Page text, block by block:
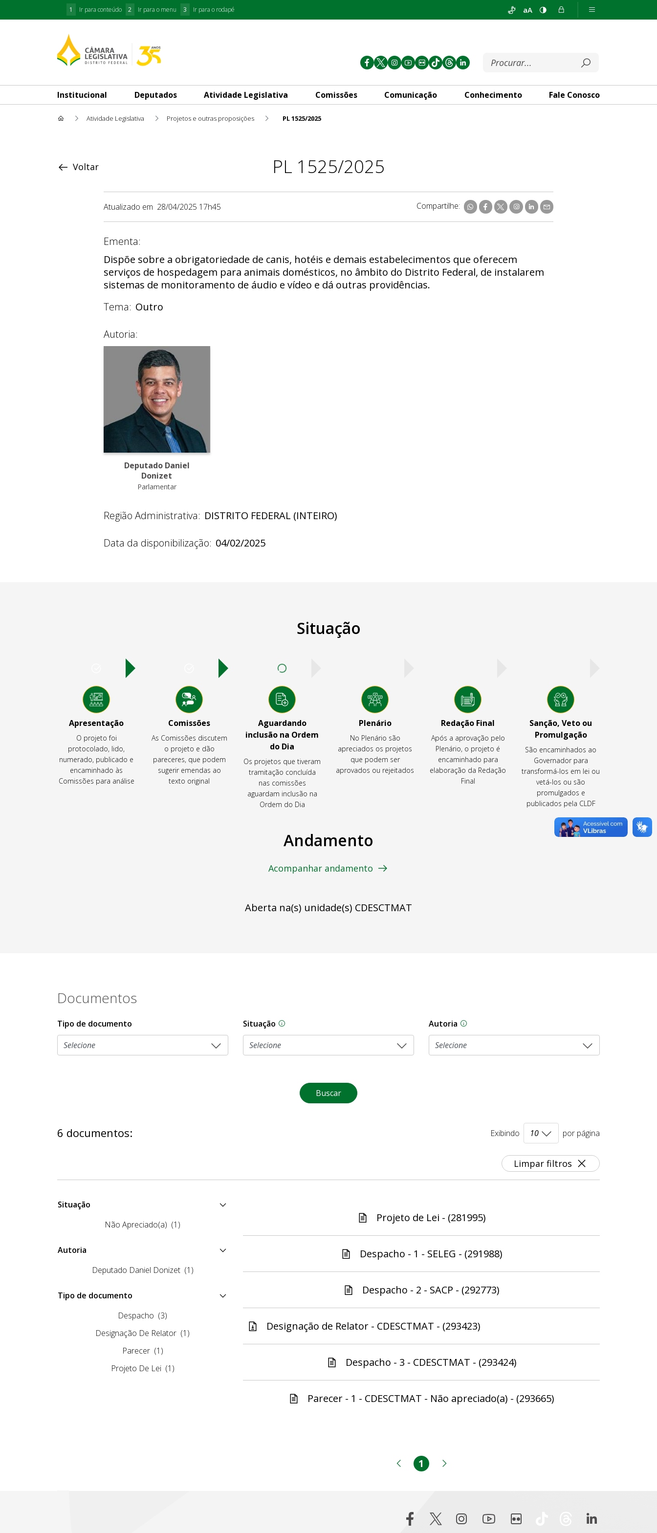
1 Ir para conteúdo 2 Ir para o menu 3 Ir para o rodapé aA
Institucional Deputados Atividade Legislativa Comissões Comunicação Conhecimento Fale Conosco
Atividade Legislativa Projetos e outras proposições PL 1525/2025
PL 1525/2025
Voltar
Atualizado em 28/04/2025 17h45 Compartilhe:
Ementa:
Dispõe sobre a obrigatoriedade de canis, hotéis e demais estabelecimentos que oferecem
serviços de hospedagem para animais domésticos, no âmbito do Distrito Federal, de instalarem
sistemas de monitoramento de áudio e vídeo e dá outras providências.
Tema: Outro
Autoria:
Deputado Daniel
Donizet
Parlamentar
Região Administrativa: DISTRITO FEDERAL (INTEIRO)
Data da disponibilização: 04/02/2025
Situação
Apresentação
O projeto foi
protocolado, lido,
numerado, publicado e
encaminhado às
Comissões para análise
Comissões
As Comissões discutem
o projeto e dão
pareceres, que podem
sugerir emendas ao
texto original
Aguardando
inclusão na Ordem
do Dia
Os projetos que tiveram
tramitação concluída
nas comissões
aguardam inclusão na
Ordem do Dia
Plenário
No Plenário são
apreciados os projetos
que podem ser
aprovados ou rejeitados
Redação Final
Após a aprovação pelo
Plenário, o projeto é
encaminhado para
elaboração da Redação
Final
Sanção, Veto ou
Promulgação
São encaminhados ao
Governador para
transformá-los em lei ou
vetá-los ou são
promulgados e
publicados pela CLDF
Andamento
Acompanhar andamento
Aberta na(s) unidade(s) CDESCTMAT
Documentos
Tipo de documento Situação Na CLDF, as proposições legislativas passam por diferentes estágios durante o processo
Autoria As proposições legislativas na CLDF podem ser
Buscar
Limpar filtros
6 documentos: Exibindo por página
Situação
Não Apreciado(a) (1)
Autoria
Deputado Daniel Donizet (1)
Tipo de documento
Despacho (3)
Designação De Relator (1)
Parecer (1)
Projeto De Lei (1)
Projeto de Lei - (281995)
Despacho - 1 - SELEG - (291988)
Despacho - 2 - SACP - (292773)
Designação de Relator - CDESCTMAT - (293423)
Despacho - 3 - CDESCTMAT - (293424)
Parecer - 1 - CDESCTMAT - Não apreciado(a) - (293665)
Página anterior
Página
1